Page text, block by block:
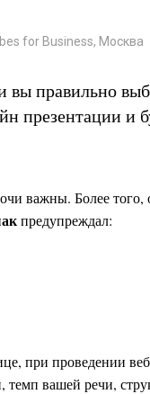
for Business, Москва
вы правильно
презентации и
важны. Более
предупреждал:
при проведении
темп вашей речи,